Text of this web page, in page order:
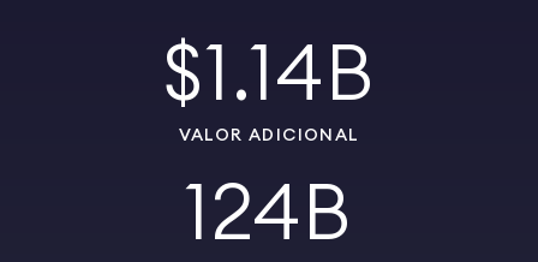
$1.14B
VALOR ADICIONAL
124B